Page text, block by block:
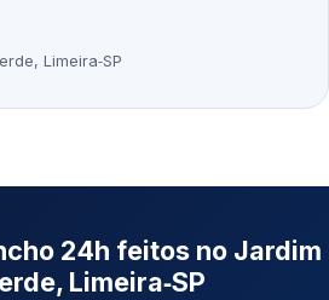
Limeira‑SP
24h feitos no Jardim
Limeira‑SP